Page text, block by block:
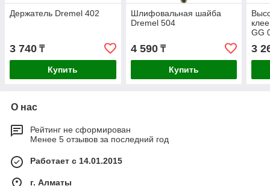
Держатель Dremel 402
3 740 ₸
Купить
Шлифовальная шайба
Dremel 504
4 590₸
Купить
GG
3
О нас
Рейтинг не сформирован
Менее 5 отзывов за последний год
Работает с 14.01.2015
г. Алматы